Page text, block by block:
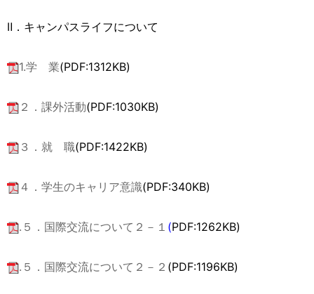
Ⅱ．キャンパスライフについて
1.学 業(PDF:1312KB)
２．課外活動(PDF:1030KB)
３．就 職(PDF:1422KB)
４．学生のキャリア意識(PDF:340KB)
.５．国際交流について２－１ (PDF:1262KB)
.５．国際交流について２－２ (PDF:1196KB)